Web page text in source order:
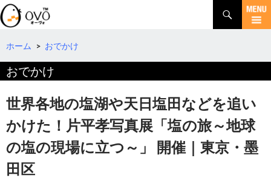
検
索
コ
テ
ツ
へ
ホーム > おでかけ
おでかけ
世界各地の塩湖や天日塩田などを追い
かけた！片平孝写真展「塩の旅～地球
の塩の現場に立つ～」 開催｜東京・墨
田区